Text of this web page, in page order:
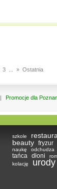
3 » Ostatnia
| Promocje dla
szkole
beauty fryzur
naukę odchudza
tańca dłoni
kolację
urody